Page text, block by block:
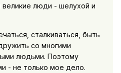
великие люди - шелухой и
сталкиваться, быть
со многими
людьми. Поэтому
- не только мое дело.